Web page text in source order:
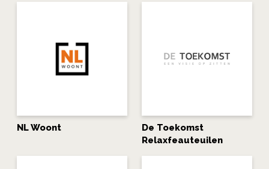
NL Woont
De Toekomst
Relaxfeauteuilen